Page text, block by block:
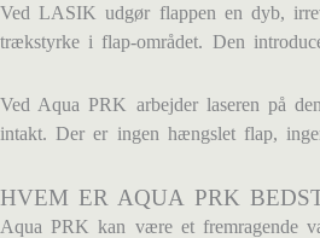
Ved LASIK udgør flappen en dyb,
trækstyrke i flap-området. Den
Ved Aqua PRK arbejder laseren på
intakt. Der er ingen hængslet flap,
HVEM ER AQUA PRK
Aqua PRK kan være et fremragende